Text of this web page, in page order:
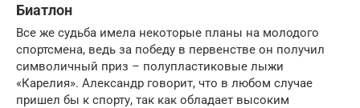
Биатлон
Все же судьба имела некоторые планы на молодого
спортсмена, ведь за победу в первенстве он получил
символичный приз – полупластиковые лыжи
«Карелия». Александр говорит, что в любом случае
пришел бы к спорту, так как обладает высоким